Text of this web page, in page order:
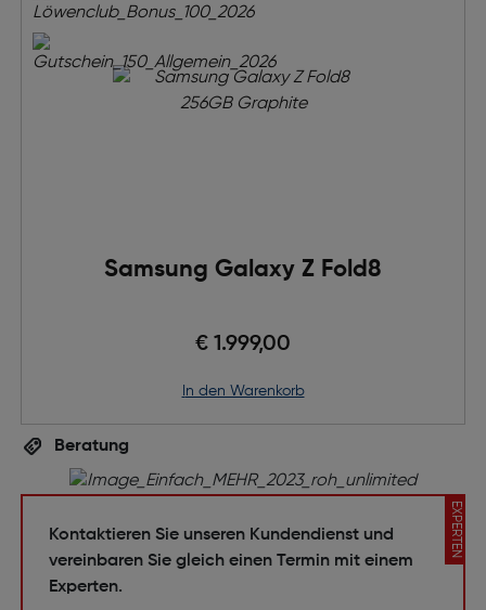
Samsung Galaxy Z Fold8
€ 1.999,00
in den Warenkorb
Beratung
EXPERTEN
Kontaktieren Sie unseren Kundendienst und
vereinbaren Sie gleich einen Termin mit einem
Experten.